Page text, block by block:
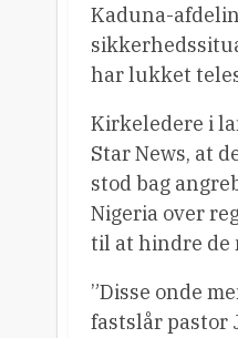
Kaduna-
har lukket
Kirkeledere i
Star News, at
stod bag
Nigeria over
til at hindre de
”Disse onde
fastslår pastor